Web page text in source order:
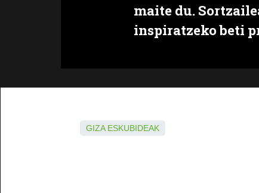
maite du.
inspiratzeko beti
GIZA ESKUBIDEAK